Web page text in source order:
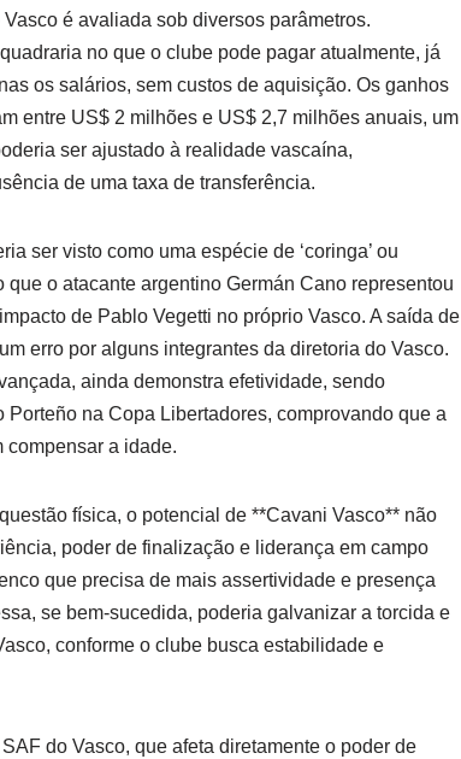
é avaliada sob diversos parâmetros.
no que o clube pode pagar atualmente, já
os salários, sem custos de aquisição. Os ganhos
entre US$ 2 milhões e US$ 2,7 milhões anuais, um
ser ajustado à realidade vascaína,
de uma taxa de transferência.
ser visto como uma espécie de ‘coringa’ ou
que o atacante argentino Germán Cano representou
de Pablo Vegetti no próprio Vasco. A saída de
erro por alguns integrantes da diretoria do Vasco.
ainda demonstra efetividade, sendo
Porteño na Copa Libertadores, comprovando que a
compensar a idade.
física, o potencial de **Cavani Vasco** não
poder de finalização e liderança em campo
que precisa de mais assertividade e presença
se bem-sucedida, poderia galvanizar a torcida e
conforme o clube busca estabilidade e
do Vasco, que afeta diretamente o poder de